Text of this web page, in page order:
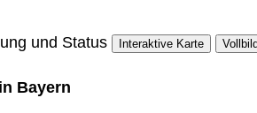
und Status Interaktive Karte
Bayern